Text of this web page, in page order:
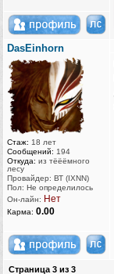
DasEinhorn
Стаж: 18 лет
Сообщений: 194
Откуда: из тёёёмного
лесу
Провайдер: ВТ (IXNN)
Пол: Не определилось
Он-лайн: Нет
Карма: 0.00
Страница 3 из 3